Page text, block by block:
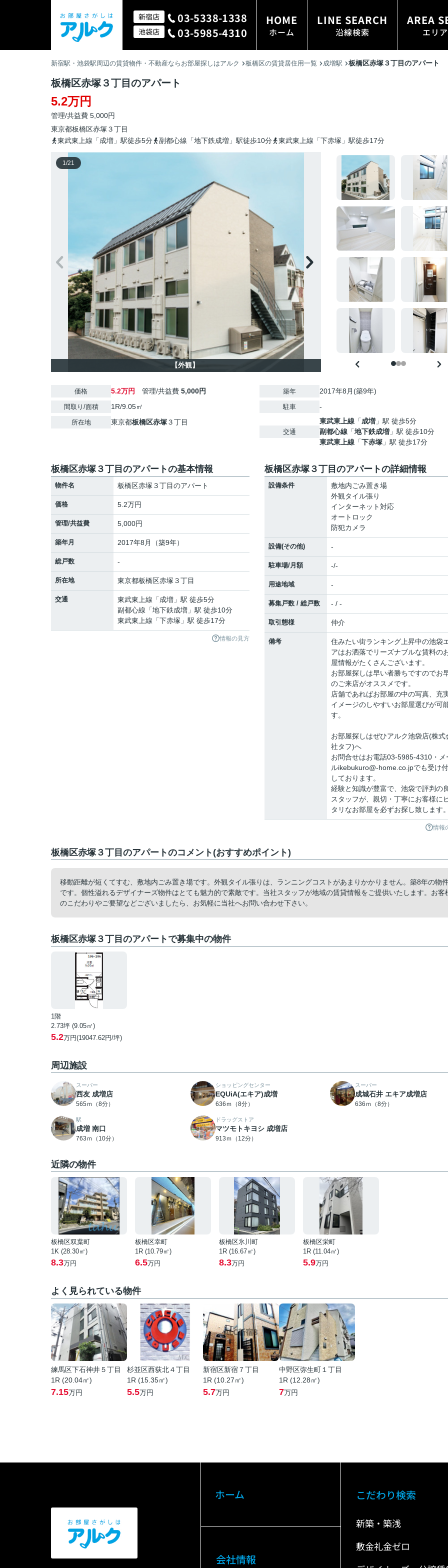
新宿店 03-5338-1338
池袋店 03-5985-4310
HOME
ホーム
LINE SEARCH
沿線検索
AREA
エリ
新宿駅・池袋駅周辺の賃貸物件・不動産ならお部屋探しはアルク 板橋区の賃貸居住用一覧 成増駅 板橋区赤塚３丁目のアパート
板橋区赤塚３丁目のアパート
5.2万円
管理/共益費 5,000円
東京都板橋区赤塚 ３丁目
東武東上線「成増」駅徒歩5分
副都心線「地下鉄成増」駅徒歩10分 東武東上線「下赤塚」駅徒歩17分
1/21
【外観】
価格 5.2万円 管理/共益費 5,000円
間取り/面積 1R/9.05㎡
所在地 東京都板橋区赤塚３丁目
築年 2017年8月(築9年)
駐車 -
交通
東武東上線 「成増 」駅 徒歩5分
副都心線 「地下鉄成増 」駅 徒歩10分
東武東上線 「下赤塚 」駅 徒歩17分
板橋区赤塚３丁目のアパートの基本情報
物件名 板橋区赤塚３丁目のアパート
価格 5.2万円
管理/共益費 5,000円
築年月 2017年8月（築9年）
総戸数 -
所在地 東京都板橋区赤塚 ３丁目
交通 東武東上線 「成増 」駅 徒歩5分
副都心線 「地下鉄成増 」駅 徒歩10分
東武東上線 「下赤塚 」駅 徒歩17分
情報の見方
板橋区赤塚３丁目のアパートの詳細情報
設備条件
敷地内ごみ置き場
外観タイル張り
インターネット対応
オートロック
防犯カメラ
設備(その他) -
駐車場/月額 -/-
用途地域 -
募集戸数 / 総戸数 - / -
取引態様 仲介
備考
住みたい街ランキング上昇中の池袋
アはお洒落でリーズナブルな賃料の
屋情報がたくさんございます。
お部屋探しは早い者勝ちですのでお
のご来店がオススメです。
店舗であればお部屋の中の写真、充実
イメージのしやすいお部屋選びが可
す。
お部屋探しはぜひアルク池袋店(株式
社タフ)へ
お問合せはお電話03-5985-4310・メ
ルikebukuro@-home.co.jpでも受け
しております。
経験と知識が豊富で、池袋で評判の
スタッフが、親切・丁寧にお客様に
タリなお部屋を必ずお探し致します。
情報
板橋区赤塚３丁目のアパートのコメント(おすすめポイント)
移動距離が短くてすむ、敷地内ごみ置き場です。外観タイル張りは、ランニングコストがあまりかかりません。築8年の物
です。個性溢れるデザイナーズ物件はとても魅力的で素敵です。当社スタッフが地域の賃貸情報をご提供いたします。お客
のこだわりやご要望などございましたら、お気軽に当社へお問い合わせ下さい。
板橋区赤塚３丁目のアパートで募集中の物件
1階
2.73坪 (9.05㎡)
5.2万円(19047.62円/坪)
周辺施設
スーパー
西友 成増店
565ｍ（8分）
ショッピングセンター
EQUiA(エキア)成増
636ｍ（8分）
スーパー
成城石井 エキア成増店
636ｍ（8分）
駅
成増 南口
763ｍ（10分）
ドラッグストア
マツモトキヨシ 成増店
913ｍ（12分）
近隣の物件
板橋区双葉町
1K (28.30㎡)
8.3万円
板橋区幸町
1R (10.79㎡)
6.5万円
板橋区氷川町
1R (16.67㎡)
8.3万円
板橋区栄町
1R (11.04㎡)
5.9万円
よく見られている物件
練馬区下石神井５丁目
1R (20.04㎡)
7.15万円
杉並区西荻北４丁目
1R (15.35㎡)
5.5万円
新宿区新宿７丁目
1R (10.27㎡)
5.7万円
中野区弥生町１丁目
1R (12.28㎡)
7万円
ホーム
会社情報
こだわり検索
新築・築浅
敷金礼金ゼロ